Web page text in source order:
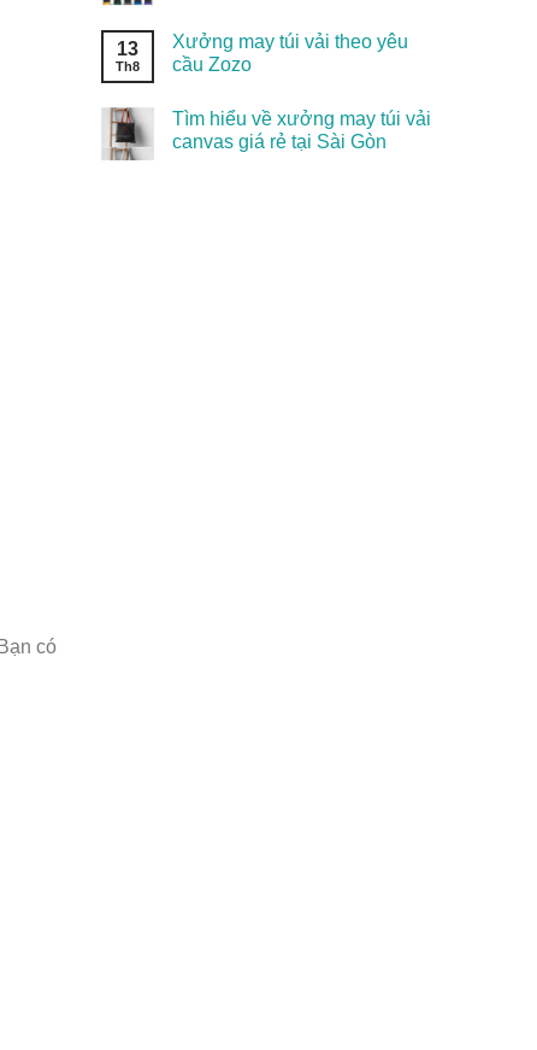
13
Th8
Xưởng may túi vải theo yêu
cầu Zozo
Tìm hiểu về xưởng may túi vải
canvas giá rẻ tại Sài Gòn
có